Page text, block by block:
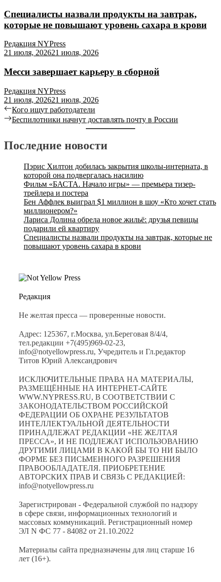
Специалисты назвали продукты на завтрак,
которые не повышают уровень сахара в крови
Редакция NYPress
21 июля, 202621 июля, 2026
Месси завершает карьеру в сборной
Редакция NYPress
21 июля, 202621 июля, 2026
Кого ищут работодатели
Беспилотники начнут доставлять почту в России
Последние новости
Пэрис Хилтон добилась закрытия школы-интерната, в
которой она подвергалась насилию
Фильм «БАСТА. Начало игры» — премьера тизер-
трейлера и постера
Бен Аффлек выиграл $1 миллион в шоу «Кто хочет стать
миллионером?»
Лариса Долина обрела новое жильё: друзья певицы
подарили ей квартиру
Специалисты назвали продукты на завтрак, которые не
повышают уровень сахара в крови
Редакция
Не желтая пресса — проверенные новости.
Адрес: 125367, г.Москва, ул.Береговая 8/4/4,
тел.редакции +7(495)969-02-23,
info@notyellowpress.ru, Учредитель и Гл.редактор
Титов Юрий Александрович
ИСКЛЮЧИТЕЛЬНЫЕ ПРАВА НА МАТЕРИАЛЫ,
РАЗМЕЩЁННЫЕ НА ИНТЕРНЕТ-САЙТЕ
WWW.NYPRESS.RU, В СООТВЕТСТВИИ С
ЗАКОНОДАТЕЛЬСТВОМ РОССИЙСКОЙ
ФЕДЕРАЦИИ ОБ ОХРАНЕ РЕЗУЛЬТАТОВ
ИНТЕЛЛЕКТУАЛЬНОЙ ДЕЯТЕЛЬНОСТИ
ПРИНАДЛЕЖАТ РЕДАКЦИИ «НЕ ЖЕЛТАЯ
ПРЕССА», И НЕ ПОДЛЕЖАТ ИСПОЛЬЗОВАНИЮ
ДРУГИМИ ЛИЦАМИ В КАКОЙ БЫ ТО НИ БЫЛО
ФОРМЕ БЕЗ ПИСЬМЕННОГО РАЗРЕШЕНИЯ
ПРАВООБЛАДАТЕЛЯ. ПРИОБРЕТЕНИЕ
АВТОРСКИХ ПРАВ И СВЯЗЬ С РЕДАКЦИЕЙ:
info@notyellowpress.ru
Зарегистрирован - Федеральной службой по надзору
в сфере связи, информационных технологий и
массовых коммуникаций. Регистрационный номер
ЭЛ N ФС 77 - 84082 от 21.10.2022
Материалы сайта предназначены для лиц старше 16
лет (16+).